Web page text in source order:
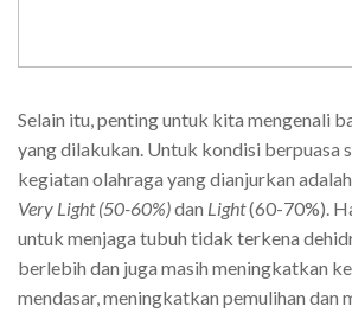
Selain itu, penting untuk kita mengenali
yang dilakukan. Untuk kondisi berpuasa
kegiatan olahraga yang dianjurkan
Very Light (50-60%)dan Light(60-70%).
untuk menjaga tubuh tidak terkena
berlebih dan juga masih meningkatkan
mendasar, meningkatkan pemulihan dan